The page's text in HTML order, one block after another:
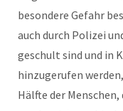
besondere Gefahr
auch durch Polizei
geschult sind und in
hinzugerufen
Hälfte der